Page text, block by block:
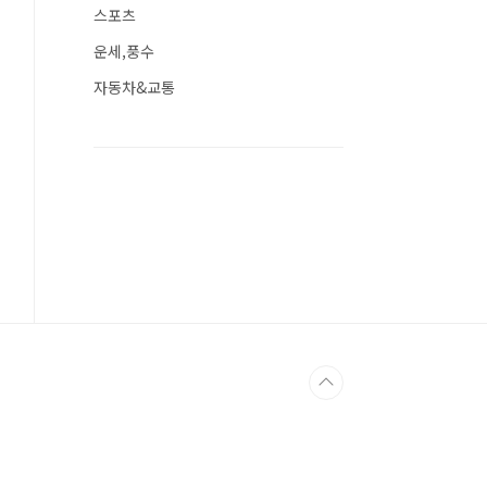
스포츠
운세,풍수
자동차&교통